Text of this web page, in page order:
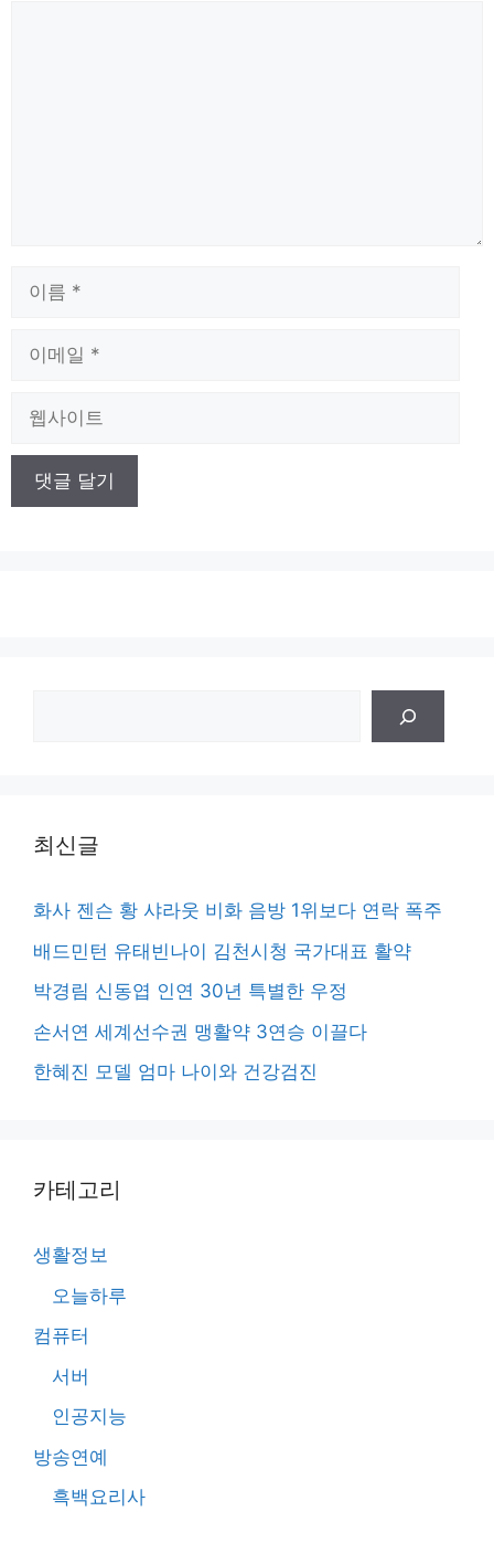
최신글
화사 젠슨 황 샤라웃 비화 음방 1위보다 연락 폭주
배드민턴 유태빈나이 김천시청 국가대표 활약
박경림 신동엽 인연 30년 특별한 우정
손서연 세계선수권 맹활약 3연승 이끌다
한혜진 모델 엄마 나이와 건강검진
카테고리
생활정보
오늘하루
컴퓨터
서버
인공지능
방송연예
흑백요리사